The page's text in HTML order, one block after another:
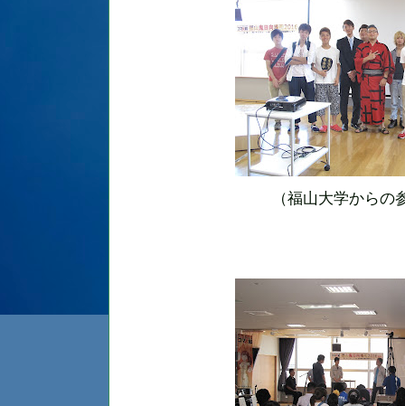
（福山大学からの